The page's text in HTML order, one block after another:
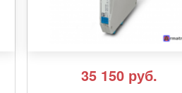
35 150 руб.